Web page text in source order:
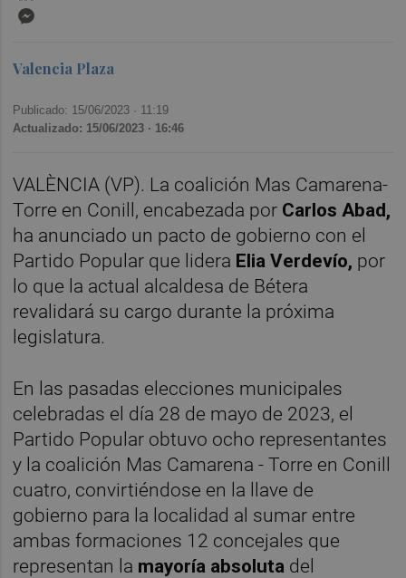
Valencia Plaza
Publicado: 15/06/2023 · 11:19
Actualizado: 15/06/2023 · 16:46
VALÈNCIA (VP). La coalición Mas Camarena-
Torre en Conill, encabezada por Carlos Abad,
ha anunciado un pacto de gobierno con el
Partido Popular que lidera Elia Verdevío, por
lo que la actual alcaldesa de Bétera
revalidará su cargo durante la próxima
legislatura.
En las pasadas elecciones municipales
celebradas el día 28 de mayo de 2023, el
Partido Popular obtuvo ocho representantes
y la coalición Mas Camarena - Torre en Conill
cuatro, convirtiéndose en la llave de
gobierno para la localidad al sumar entre
ambas formaciones 12 concejales que
representan la mayoría absoluta del